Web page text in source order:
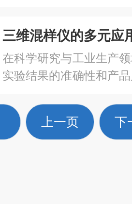
研磨仪的工作核心是高
常由高强度、耐磨的材...
三维混样仪的多元应
在科学研究与工业生产
实验结果的准确性和产
合物。三维混样仪的设
它摒弃了传统混样设备
上一页 下